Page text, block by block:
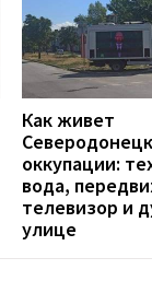
Как живет
оккупации:
вода,
телевизор и
улице